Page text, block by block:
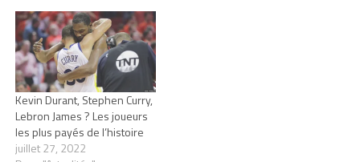
Kevin Durant, Stephen Curry,
Lebron James ? Les joueurs
les plus payés de l’histoire
juillet 27, 2022